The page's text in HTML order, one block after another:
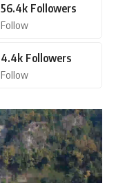
56.4k Followers
Follow
4.4k Followers
Follow